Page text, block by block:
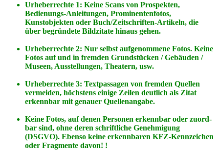
Urheberrechte 1: Keine Scans von Prospekten,
Bedienungs-Anleitungen, Prominentenfotos,
Kunstobjekten oder Buch/Zeitschriften-Artikeln, die
über begründete Bildzitate hinaus gehen.
Urheberrechte 2: Nur selbst aufgenommene Fotos. Keine
Fotos aufund in fremden Grundstücken / Gebäuden /
Museen, Ausstellungen, Theatern, usw.
Urheberrechte 3: Textpassagen von fremden Quellen
vermeiden, höchstens einige Zeilen deutlich als Zitat
erkennbar mit genauer Quellenangabe.
Keine Fotos, auf denen Personen erkennbar oder zuord-
bar sind, ohne deren schriftliche Genehmigung
(DSGVO). Ebenso keine erkennbaren KFZ-Kennzeichen
oder Fragmente davon! !